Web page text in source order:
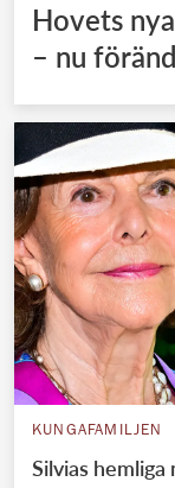
Hovets
– nu
KUNGAFAMILJEN
Silvias